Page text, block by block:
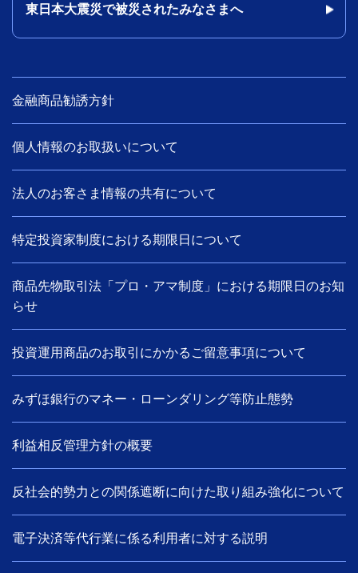
東日本大震災で被災されたみなさまへ
金融商品勧誘方針
個人情報のお取扱いについて
法人のお客さま情報の共有について
特定投資家制度における期限日について
商品先物取引法「プロ・アマ制度」における期限日のお知
らせ
投資運用商品のお取引にかかるご留意事項について
みずほ銀行のマネー・ローンダリング等防止態勢
利益相反管理方針の概要
反社会的勢力との関係遮断に向けた取り組み強化について
電子決済等代行業に係る利用者に対する説明